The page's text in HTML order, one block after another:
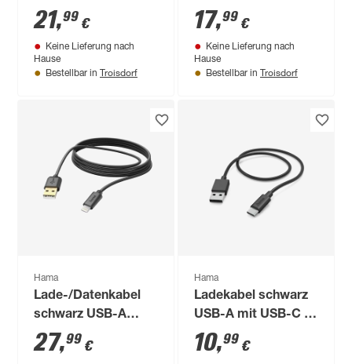
Lightning 1,5 m
21,99 €
Keine Lieferung nach
Hause
Bestellbar in Troisdorf
1 m
17,99 €
Keine Lieferung nach
Hause
Bestellbar in Troisdorf
Hama
Lade-/Datenkabel
schwarz USB-A
vergoldet, Apple®
Lightning 3 m
27,99 €
Hama
Ladekabel schwarz
USB-A mit USB-C 1
m
10,99 €